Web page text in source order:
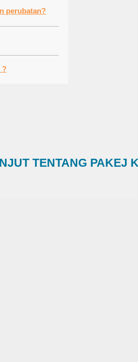
pemeriksaan perubatan?
?
TENTANG PAKEJ